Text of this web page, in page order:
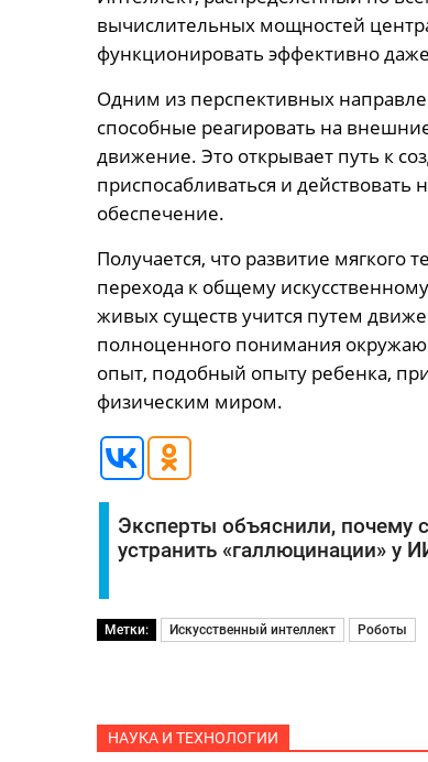
вычислительных мощностей
функционировать эффективно
Одним из перспективных
способные реагировать на
движение. Это открывает путь к
приспосабливаться и
обеспечение.
Получается, что развитие мягкого
перехода к общему
живых существ учится путем
полноценного понимания
опыт, подобный опыту ребенка,
физическим миром.
Эксперты объяснили, почему
устранить «галлюцинации» у
Метки: Искусственный интеллект Роботы
НАУКА И ТЕХНОЛОГИИ